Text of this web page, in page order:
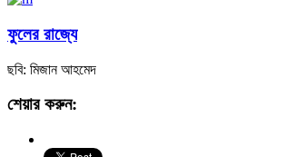
ফুলের রাজ্যে
ছবি: মিজান আহমেদ
শেয়ার করুন: